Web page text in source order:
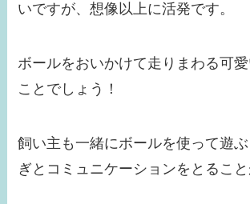
いですが、想像以上に活発です。
ボールをおいかけて走りまわる可
ことでしょう！
飼い主も一緒にボールを使って遊
ぎとコミュニケーションをとること